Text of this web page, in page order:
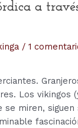
a
/ 1
Los vikingos
miren, siguen